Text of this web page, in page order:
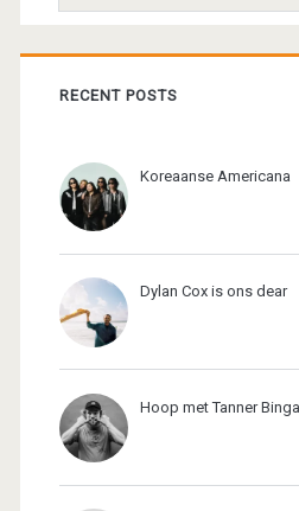
RECENT POSTS
Koreaanse Americana
Dylan Cox is ons dear
Hoop met Tanner